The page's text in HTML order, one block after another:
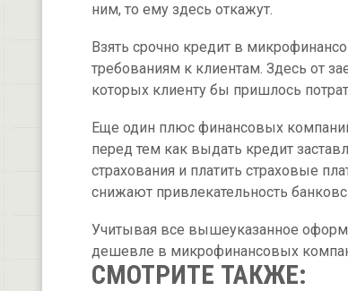
ним, то ему здесь откажут.
Взять срочно кредит в
требованиям к клиентам. Здесь от
которых клиенту бы пришлось
Еще один плюс финансовых
перед тем как выдать кредит
страхования и платить страховые
снижают привлекательность
Учитывая все вышеуказанное
дешевле в микрофинансовых
СМОТРИТЕ ТАКЖЕ: